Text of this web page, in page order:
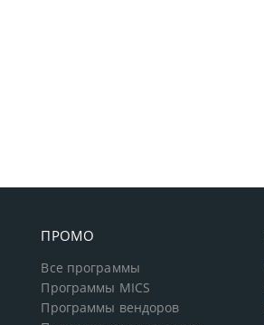
ПРОМО
Все программы
Программы MICS
Программы вендоров